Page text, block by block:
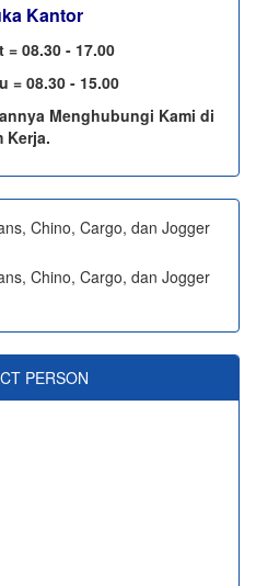
Kantor
08.30 - 17.00
= 08.30 - 15.00
Menghubungi Kami di
Kerja.
PERSON